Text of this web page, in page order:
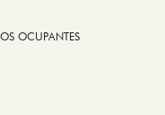
OCUPANTES